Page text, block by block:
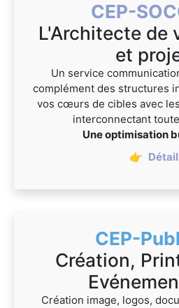
CEP-
L'Architecte de
et
Un service
complément des structures
vos cœurs de cibles avec
interconnectant
Une optimisation
👉
CEP-
Création,
Création image, logos,